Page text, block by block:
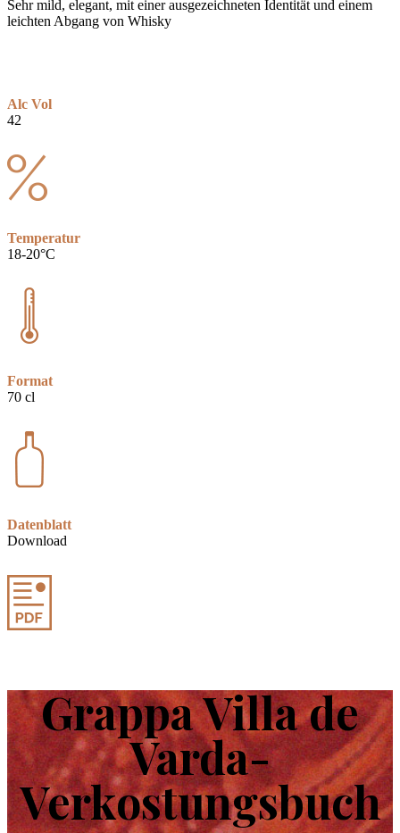
Sehr mild, elegant, mit einer ausgezeichneten Identität und einem
leichten Abgang von Whisky
Alc Vol
42
Temperatur
18-20°C
Format
70 cl
Datenblatt
Download
Grappa Villa de
Varda-
Verkostungsbuch